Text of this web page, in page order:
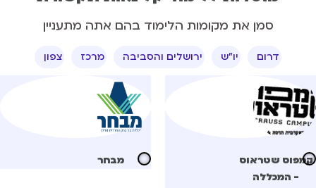
סמן את מקומות הלימוד בהם אתה מתעניין
דרום יו"ש ירושלים והסביבה מרכז צפון
שטראוס
- המכללה
מבחר